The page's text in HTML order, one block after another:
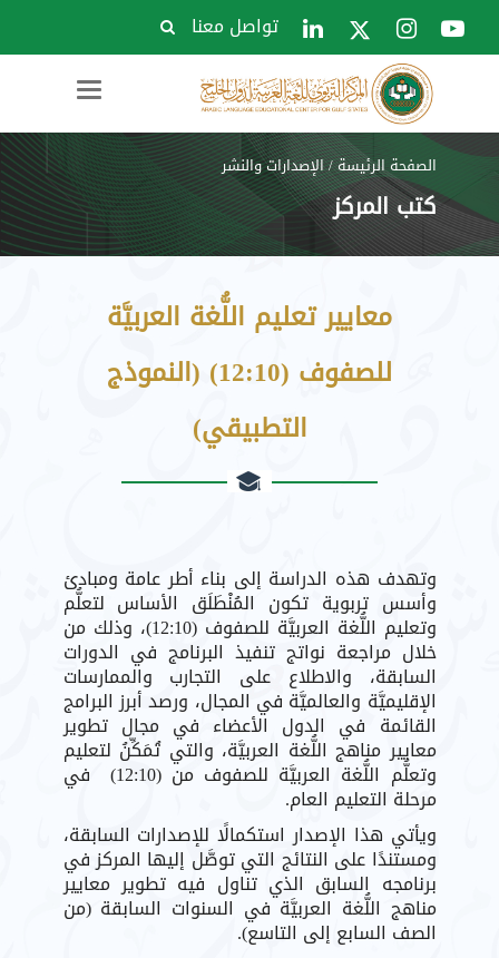
تواصل معنا
Toggle
الصفحة الرئيسة/الإصدارات والنشر
كتب المركز
معايير تعليم اللُّغة العربيَّة
للصفوف (12:10) (النموذج
التطبيقي)
وتهدف هذه الدراسة إلى بناء أطر عامة ومبادئ
وأسس تربوية تكون المُنْطَلَق الأساس لتعلُّم
وتعليم اللُّغة العربيَّة للصفوف (12:10)، وذلك من
خلال مراجعة نواتج تنفيذ البرنامج في الدورات
السابقة، والاطلاع على التجارب والممارسات
الإقليميَّة والعالميَّة في المجال، ورصد أبرز البرامج
القائمة في الدول الأعضاء في مجال تطوير
معايير مناهج اللُّغة العربيَّة، والتي تُمَكِّنُ لتعليم
وتعلُّم اللُّغة العربيَّة للصفوف من (12:10) في
مرحلة التعليم العام.
ويأتي هذا الإصدار استكمالًا للإصدارات السابقة،
ومستندًا على النتائج التي توصَّل إليها المركز في
برنامجه السابق الذي تناول فيه تطوير معايير
مناهج اللُّغة العربيَّة في السنوات السابقة (من
الصف السابع إلى التاسع).